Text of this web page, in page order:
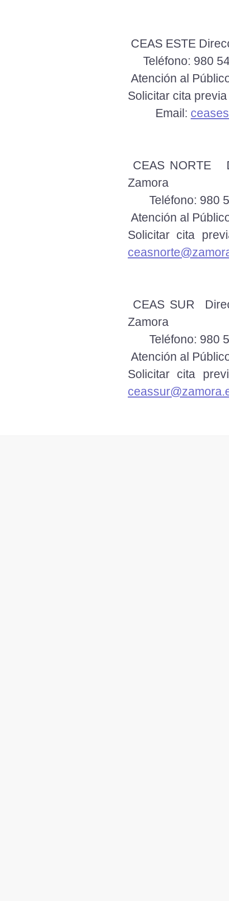
CEAS ESTE
Teléfono: 980
Atención al
Solicitar cita
Email:
CEAS NORTE
Zamora
Teléfono: 980
Atención al
Solicitar cita
CEAS SUR
Zamora
Teléfono: 980
Atención al
Solicitar cita